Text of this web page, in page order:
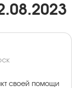
своей помощи